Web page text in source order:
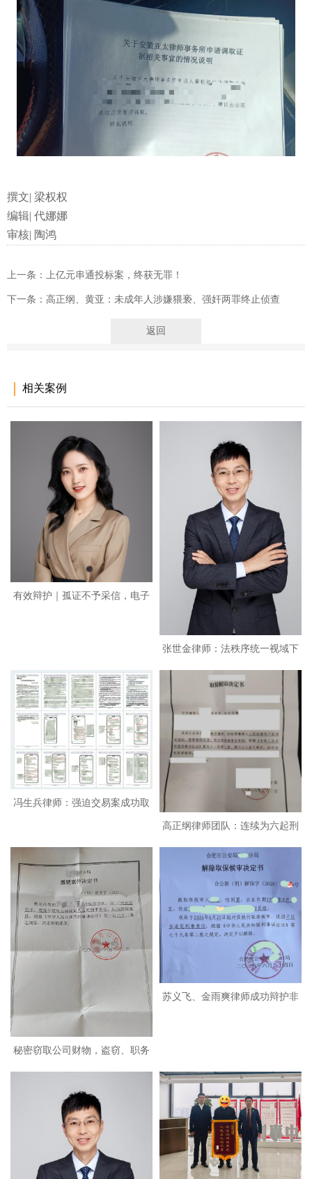
撰文| 梁权权
编辑| 代娜娜
审核| 陶鸿
上一条：上亿元串通投标案，终获无罪！
下一条：高正纲、黄亚：未成年人涉嫌猥亵、强奸两罪终止侦查
返回
相关案例
有效辩护｜孤证不予采信，电子
张世金律师：法秩序统一视域下
虚
冯生兵律师：强迫交易案成功取
高正纲律师团队：连续为六起刑
案
秘密窃取公司财物，盗窃、职务
苏义飞、金雨爽律师成功辩护非